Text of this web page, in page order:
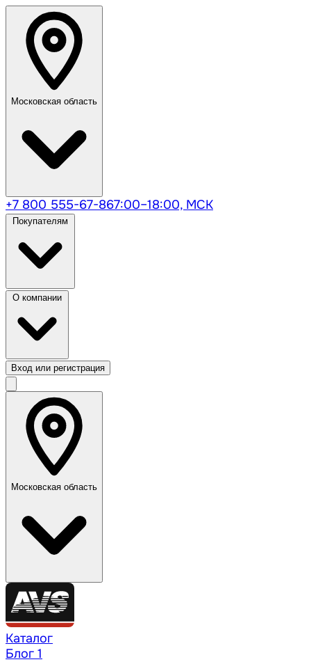
Московская область
+7 800 555-67-867:00–18:00, МСК
Вход или регистрация
Московская область
Каталог
Блог 1